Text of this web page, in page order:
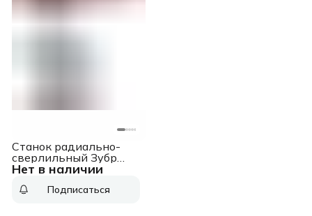
Нет в наличии
Станок радиально-
сверлильный Зубр
Мастер ЗСС-550 550W
Подписаться